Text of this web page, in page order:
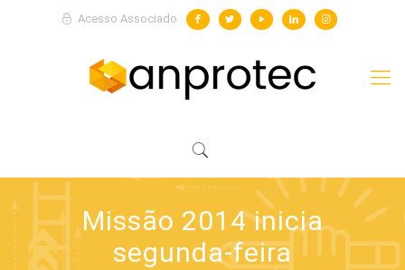
Acesso Associado
Missão 2014 inicia
segunda-feira